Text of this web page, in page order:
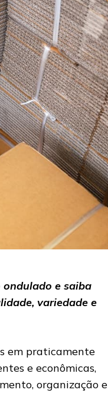
ondulado e saiba
variedade e
em praticamente
e econômicas,
organização e